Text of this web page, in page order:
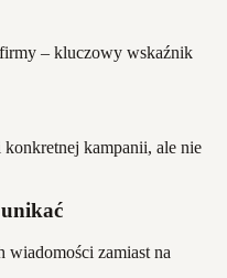
– kluczowy wskaźnik
kampanii, ale nie
wiadomości zamiast na